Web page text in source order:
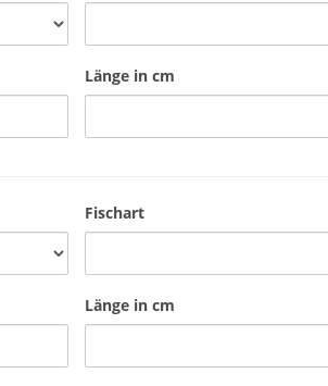
Länge in cm
Fischart
Länge in cm